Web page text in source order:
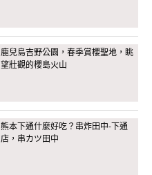
鹿兒島吉野公園，春季賞櫻聖地，眺
望壯觀的櫻島火山
熊本下通什麼好吃？串炸田中-下通
店，串カツ田中